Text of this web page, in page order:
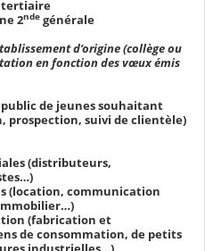
tertiaire
2nde générale
d’origine (collège ou
en fonction des vœux émis
de jeunes souhaitant
prospection, suivi de clientèle)
(distributeurs,
(location, communication
(fabrication et
de consommation, de petits